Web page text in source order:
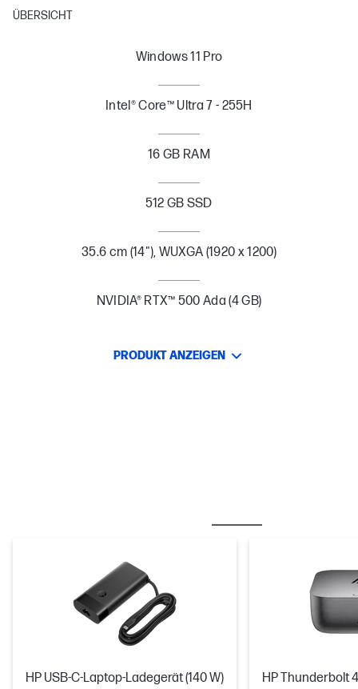
ÜBERSICHT
Windows 11 Pro
Intel® Core™ Ultra 7 - 255H
16 GB RAM
512 GB SSD
35.6 cm (14"), WUXGA (1920 x 1200)
NVIDIA® RTX™ 500 Ada (4 GB)
PRODUKT ANZEIGEN
HP USB-C-Laptop-Ladegerät (140 W)
HP Thunderbolt